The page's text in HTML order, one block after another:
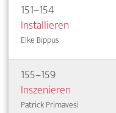
151–154
Installieren
Elke Bippus
155–159
Inszenieren
Patrick Primavesi